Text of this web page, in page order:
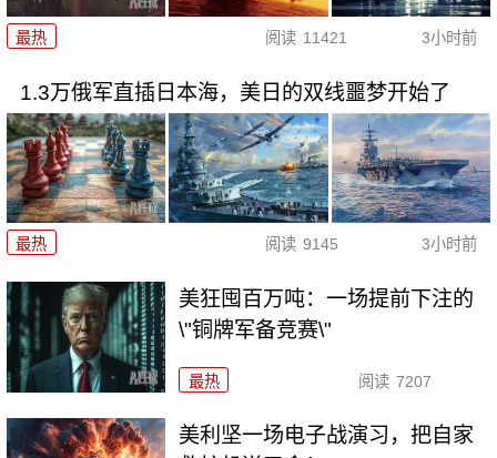
最热 阅读 11421 3小时前
1.3万俄军直插日本海，美日的双线噩梦开始了
最热 阅读 9145 3小时前
美狂囤百万吨：一场提前下注的
\"铜牌军备竞赛\"
最热 阅读 7207
美利坚一场电子战演习，把自家